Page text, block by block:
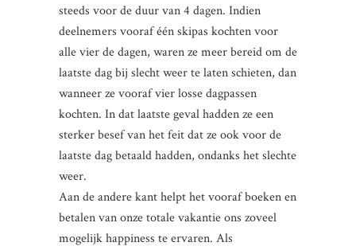
steeds voor de duur van 4 dagen. Indien
deelnemers vooraf één skipas kochten voor
alle vier de dagen, waren ze meer bereid om de
laatste dag bij slecht weer te laten schieten, dan
wanneer ze vooraf vier losse dagpassen
kochten. In dat laatste geval hadden ze een
sterker besef van het feit dat ze ook voor de
laatste dag betaald hadden, ondanks het slechte
weer.
Aan de andere kant helpt het vooraf boeken en
betalen van onze totale vakantie ons zoveel
mogelijk happiness te ervaren. Als